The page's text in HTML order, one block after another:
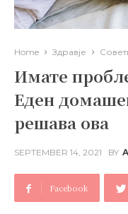
Home Здравје
Имате
Еден
решава ова
SEPTEMBER 14, 2021 BY
Facebook